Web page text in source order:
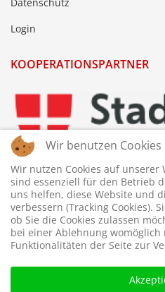
Login
KOOPERATIONSPARTNER
Wir benutzen Cookies
Wir nutzen Cookies auf unserer
sind essenziell für den Betrieb
uns helfen, diese Website und
verbessern (Tracking Cookies).
ob Sie die Cookies zulassen
bei einer Ablehnung
Funktionalitäten der Seite zur